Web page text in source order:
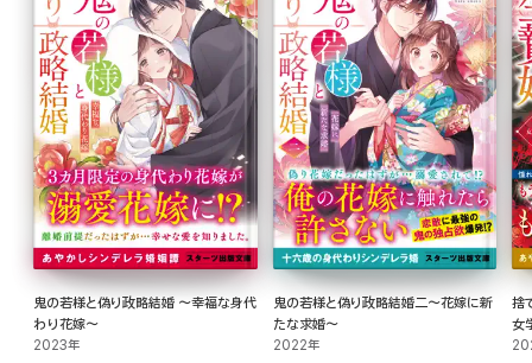
鬼の若様と偽り政略結婚 ～幸福な身代
わり花嫁～
2023年
鬼の若様と偽り政略結婚二～花嫁に新
たな求婚～
2022年
捨
女